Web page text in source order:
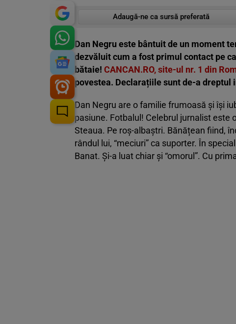
Adaugă-ne ca sursă preferată
Dan Negru este bântuit de un moment
dezvăluit cum a fost primul contact pe
bătaie! CANCAN.RO, site-ul nr. 1 din
povestea. Declarațiile sunt de-a dreptul
Dan Negru are o familie frumoasă și își
pasiune. Fotbalul! Celebrul jurnalist este
Steaua. Pe roș-albaștri. Bănățean fiind,
rândul lui, “meciuri” ca suporter. În
Banat. Și-a luat chiar și “omorul”. Cu